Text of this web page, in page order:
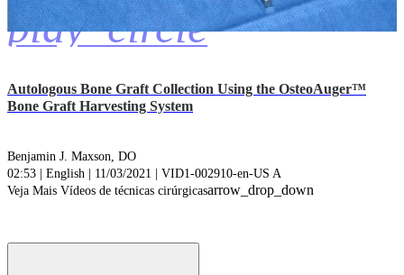
play_circle
Autologous Bone Graft Collection Using the OsteoAuger™
Bone Graft Harvesting System
Benjamin J. Maxson, DO
02:53 | English | 11/03/2021 | VID1-002910-en-US A
Veja Mais Vídeos de técnicas cirúrgicasarrow_drop_down